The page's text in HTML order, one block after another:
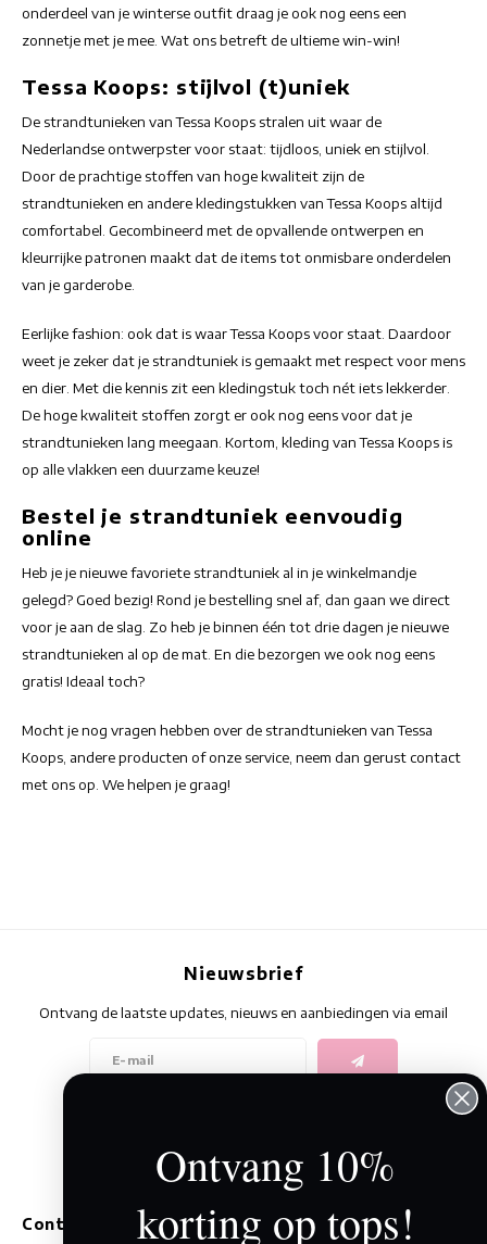
onderdeel van je winterse outfit draag je ook nog eens een
zonnetje met je mee. Wat ons betreft de ultieme win-win!
Tessa Koops: stijlvol (t)uniek
De strandtunieken van Tessa Koops stralen uit waar de
Nederlandse ontwerpster voor staat: tijdloos, uniek en stijlvol.
Door de prachtige stoffen van hoge kwaliteit zijn de
strandtunieken en andere kledingstukken van Tessa Koops altijd
comfortabel. Gecombineerd met de opvallende ontwerpen en
kleurrijke patronen maakt dat de items tot onmisbare onderdelen
van je garderobe.
Eerlijke fashion: ook dat is waar Tessa Koops voor staat. Daardoor
weet je zeker dat je strandtuniek is gemaakt met respect voor mens
en dier. Met die kennis zit een kledingstuk toch nét iets lekkerder.
De hoge kwaliteit stoffen zorgt er ook nog eens voor dat je
strandtunieken lang meegaan. Kortom, kleding van Tessa Koops is
op alle vlakken een duurzame keuze!
Bestel je strandtuniek eenvoudig
online
Heb je je nieuwe favoriete strandtuniek al in je winkelmandje
gelegd? Goed bezig! Rond je bestelling snel af, dan gaan we direct
voor je aan de slag. Zo heb je binnen één tot drie dagen je nieuwe
strandtunieken al op de mat. En die bezorgen we ook nog eens
gratis! Ideaal toch?
Mocht je nog vragen hebben over de strandtunieken van Tessa
Koops, andere producten of onze service, neem dan gerust contact
met ons op. We helpen je graag!
Contact
Nieuwsbrief
Ontvang de laatste updates, nieuws en aanbiedingen via email
Ontvang 10%
korting op tops!